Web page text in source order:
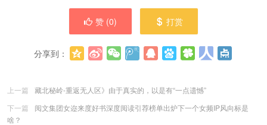
赞 (0) 打赏
分享到：
上一篇
藏北秘岭-重返无人区》由于真实的，以是有“一点遗憾”
下一篇
阅文集团女迩来度好书深度阅读引荐榜单出炉下一个女频IP风向标是
啥？